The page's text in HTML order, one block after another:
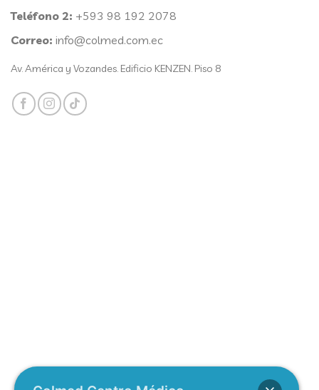
Teléfono 2: +593 98 192 2078
Correo: info@colmed.com.ec
Av. América y Vozandes. Edificio KENZEN. Piso 8